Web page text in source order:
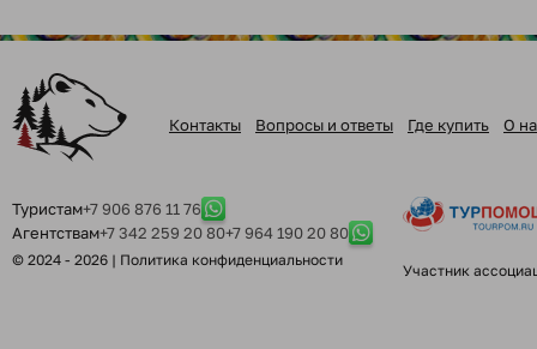
Контакты Вопросы и ответы Где купить О
Туристам+7 906 876 11 76
Агентствам+7 342 259 20 80+7 964 190 20 80
© 2024 - 2026 | Политика конфиденциальности
Участник